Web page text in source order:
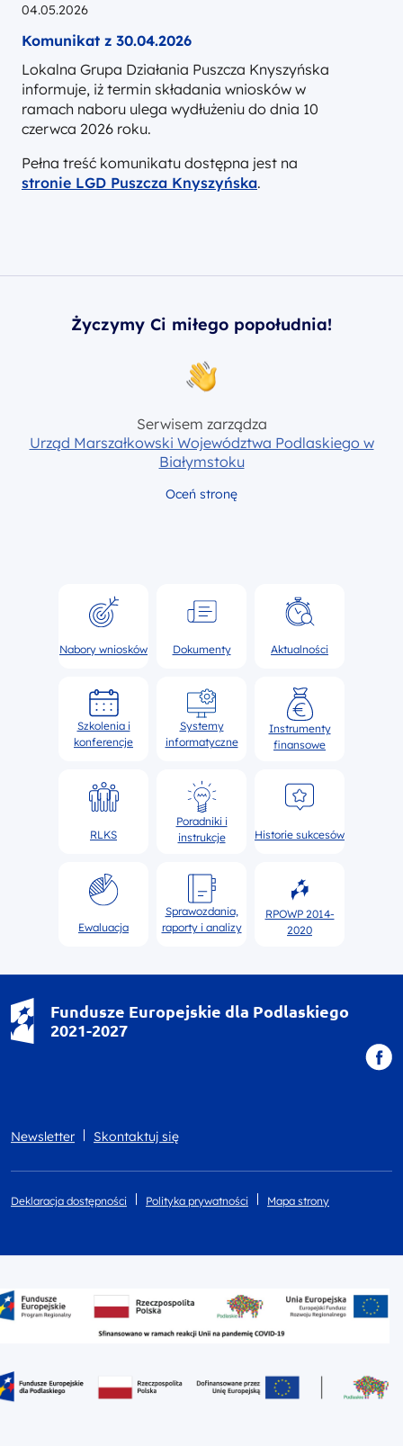
04.05.2026
Komunikat z 30.04.2026
Lokalna Grupa Działania Puszcza Knyszyńska
informuje, iż termin składania wniosków w
ramach naboru ulega wydłużeniu do dnia 10
czerwca 2026 roku.
Pełna treść komunikatu dostępna jest na
stronie LGD Puszcza Knyszyńska.
Życzymy Ci miłego popołudnia!
Serwisem zarządza
Urząd Marszałkowski Województwa Podlaskiego w
Białymstoku
Oceń stronę
Nabory wniosków Dokumenty Aktualności
Szkolenia i
konferencje
Systemy
informatyczne
Instrumenty
finansowe
RLKS
Poradniki i
instrukcje
Historie sukcesów
Ewaluacja
Sprawozdania,
raporty i analizy
RPOWP 2014-
2020
Fundusze Europejskie dla Podlaskiego
2021-2027
Newsletter Skontaktuj się
Deklaracja dostępności Polityka prywatności Mapa strony